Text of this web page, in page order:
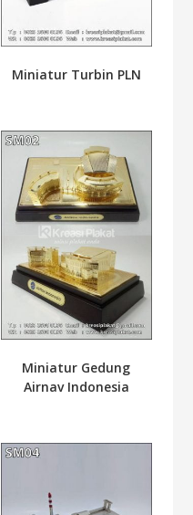
Miniatur Turbin PLN
Miniatur Gedung
Airnav Indonesia